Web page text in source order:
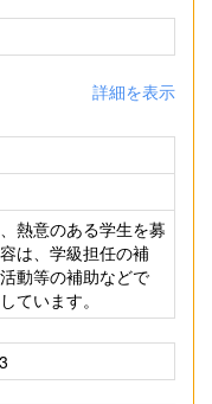
詳細を表示
熱意のある学生を募
は、学級担任の補
動等の補助などで
ています。